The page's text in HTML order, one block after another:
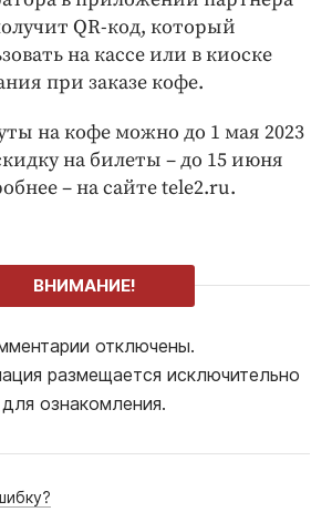
QR-код, который
на кассе или в киоске
при заказе кофе.
на кофе можно до 1 мая 2023
на билеты – до 15 июня
– на сайте tele2.ru.
ВНИМАНИЕ!
отключены.
размещается исключительно
для ознакомления.